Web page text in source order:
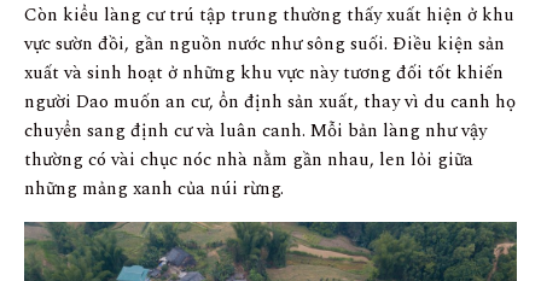
Còn kiểu làng cư trú tập trung thường thấy xuất hiện ở khu
vực sườn đồi, gần nguồn nước như sông suối. Điều kiện sản
xuất và sinh hoạt ở những khu vực này tương đối tốt khiến
người Dao muốn an cư, ổn định sản xuất, thay vì du canh họ
chuyển sang định cư và luân canh. Mỗi bản làng như vậy
thường có vài chục nóc nhà nằm gần nhau, len lỏi giữa
những mảng xanh của núi rừng.